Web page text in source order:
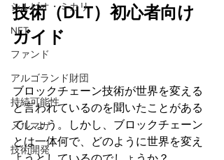
シルビオ・ミカリ
NFT
ファンド
アルゴランド財団
持続可能性
メルマガ
技術開発
技術（DLT）初心者向け
ガイド
ブロックチェーン技術が世界を変える
と言われているのを聞いたことがある
でしょう。しかし、ブロックチェーン
とは一体何で、どのように世界を変え